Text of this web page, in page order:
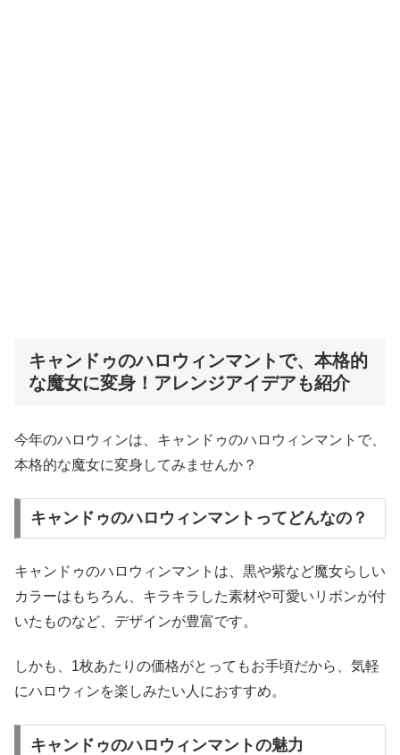
キャンドゥのハロウィンマントで、本格的
な魔女に変身！アレンジアイデアも紹介
今年のハロウィンは、キャンドゥのハロウィンマントで、
本格的な魔女に変身してみませんか？
キャンドゥのハロウィンマントってどんなの？
キャンドゥのハロウィンマントは、黒や紫など魔女らしい
カラーはもちろん、キラキラした素材や可愛いリボンが付
いたものなど、デザインが豊富です。
しかも、1枚あたりの価格がとってもお手頃だから、気軽
にハロウィンを楽しみたい人におすすめ。
キャンドゥのハロウィンマントの魅力